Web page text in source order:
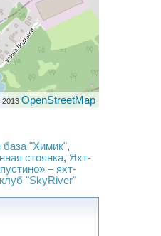
OpenStreetMap
база "Химик",
стоянка, Яхт-
– яхт-
"SkyRiver"